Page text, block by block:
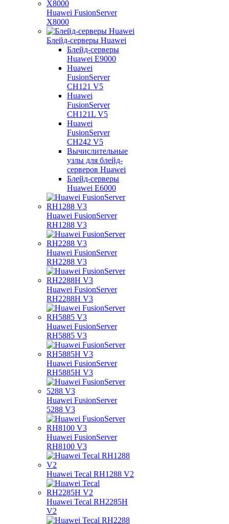
Huawei FusionServer
X8000
Блейд-серверы Huawei
Блейд-серверы
Huawei E9000
Huawei
FusionServer
CH121 V5
Huawei
FusionServer
CH121L V5
Huawei
FusionServer
CH242 V5
Вычислительные
узлы для блейд-
серверов Huawei
Блейд-серверы
Huawei E6000
Huawei FusionServer
RH1288 V3
Huawei FusionServer
RH2288 V3
Huawei FusionServer
RH2288H V3
Huawei FusionServer
RH5885 V3
Huawei FusionServer
RH5885H V3
Huawei FusionServer
5288 V3
Huawei FusionServer
RH8100 V3
Huawei Tecal RH1288 V2
Huawei Tecal RH2285H
V2